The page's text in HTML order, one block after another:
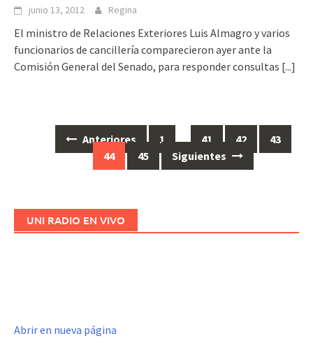
junio 13, 2012 Regina
El ministro de Relaciones Exteriores Luis Almagro y varios
funcionarios de cancillería comparecieron ayer ante la
Comisión General del Senado, para responder consultas [...]
Anteriores 1 … 41 42
43
44
45 Siguientes
UNI RADIO EN VIVO
Abrir en nueva página